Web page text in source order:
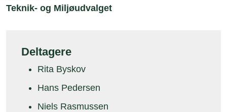
Teknik- og Miljøudvalget
Deltagere
Rita Byskov
Hans Pedersen
Niels Rasmussen